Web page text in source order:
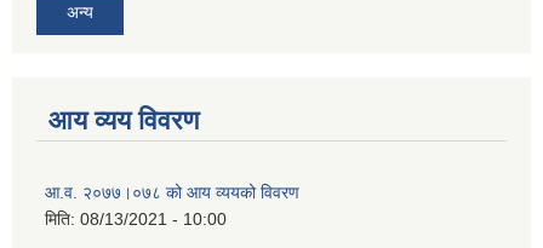
अन्य
आय व्यय विवरण
आ.व. २०७७।०७८ को आय व्ययको विवरण
मिति: 08/13/2021 - 10:00